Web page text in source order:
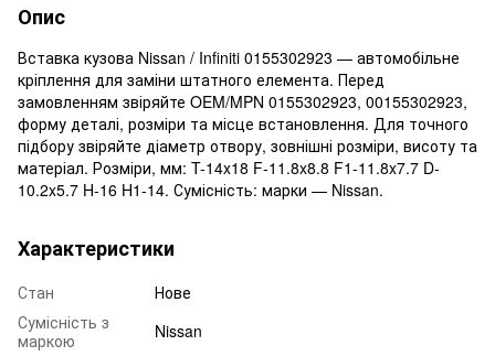
Опис
Вставка кузова Nissan / Infiniti 0155302923 — автомобільне
кріплення для заміни штатного елемента. Перед
замовленням звіряйте OEM/MPN 0155302923, 00155302923,
форму деталі, розміри та місце встановлення. Для точного
підбору звіряйте діаметр отвору, зовнішні розміри, висоту та
матеріал. Розміри, мм: T-14x18 F-11.8x8.8 F1-11.8x7.7 D-
10.2x5.7 H-16 H1-14. Сумісність: марки — Nissan.
Характеристики
Стан
Нове
Сумісність з
маркою
Nissan